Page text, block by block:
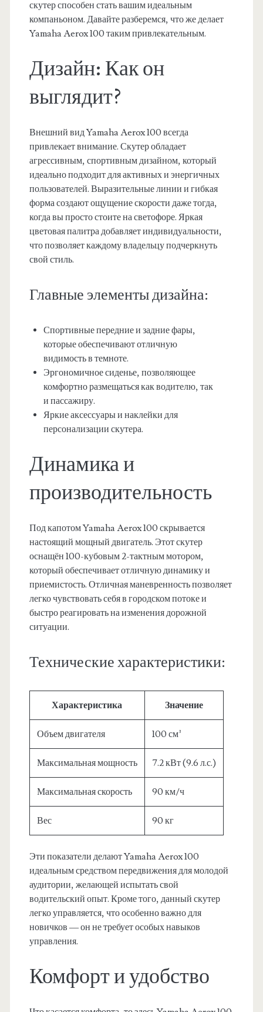
скутер способен стать вашим идеальным
компаньоном. Давайте разберемся, что же делает
Yamaha Aerox 100 таким привлекательным.
Дизайн: Как он
выглядит?
Внешний вид Yamaha Aerox 100 всегда
привлекает внимание. Скутер обладает
агрессивным, спортивным дизайном, который
идеально подходит для активных и энергичных
пользователей. Выразительные линии и гибкая
форма создают ощущение скорости даже тогда,
когда вы просто стоите на светофоре. Яркая
цветовая палитра добавляет индивидуальности,
что позволяет каждому владельцу подчеркнуть
свой стиль.
Главные элементы дизайна:
Спортивные передние и задние фары,
которые обеспечивают отличную
видимость в темноте.
Эргономичное сиденье, позволяющее
комфортно размещаться как водителю, так
и пассажиру.
Яркие аксессуары и наклейки для
персонализации скутера.
Динамика и
производительность
Под капотом Yamaha Aerox 100 скрывается
настоящий мощный двигатель. Этот скутер
оснащён 100-кубовым 2-тактным мотором,
который обеспечивает отличную динамику и
приемистость. Отличная маневренность позволяет
легко чувствовать себя в городском потоке и
быстро реагировать на изменения дорожной
ситуации.
Технические характеристики:
Характеристика Значение
Объем двигателя 100 см³
Максимальная мощность 7.2 кВт (9.6 л.с.)
Максимальная скорость 90 км/ч
Вес 90 кг
Эти показатели делают Yamaha Aerox 100
идеальным средством передвижения для молодой
аудитории, желающей испытать свой
водительский опыт. Кроме того, данный скутер
легко управляется, что особенно важно для
новичков — он не требует особых навыков
управления.
Комфорт и удобство